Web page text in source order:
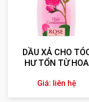
DẦU XẢ CHO
HƯ TỔN TỪ HOA
ml
Giá: liên hệ